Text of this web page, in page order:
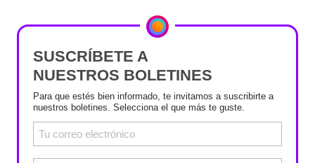
SUSCRÍBETE A
NUESTROS BOLETINES
Para que estés bien informado, te invitamos a suscribirte a
nuestros boletines. Selecciona el que más te guste.